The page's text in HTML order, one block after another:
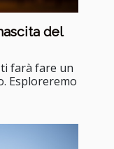
del
farà fare un
Esploreremo